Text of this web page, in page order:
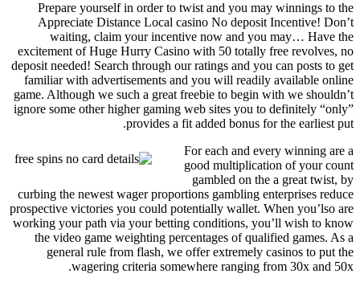
Prepare yourself in order to twist and you may winnings to the
Appreciate Distance Local casino No deposit Incentive! Don’t
waiting, claim your incentive now and you may… Have the
excitement of Huge Hurry Casino with 50 totally free revolves, no
deposit needed! Search through our ratings and you can posts to get
familiar with advertisements and you will readily available online
game. Although we such a great freebie to begin with we shouldn’t
ignore some other higher gaming web sites you to definitely “only”
provides a fit added bonus for the earliest put.
For each and every winning are a
good multiplication of your count
gambled on the a great twist, by
curbing the newest wager proportions gambling enterprises reduce
prospective victories you could potentially wallet. When you’lso are
working your path via your betting conditions, you’ll wish to know
the video game weighting percentages of qualified games. As a
general rule from flash, we offer extremely casinos to put the
wagering criteria somewhere ranging from 30x and 50x.